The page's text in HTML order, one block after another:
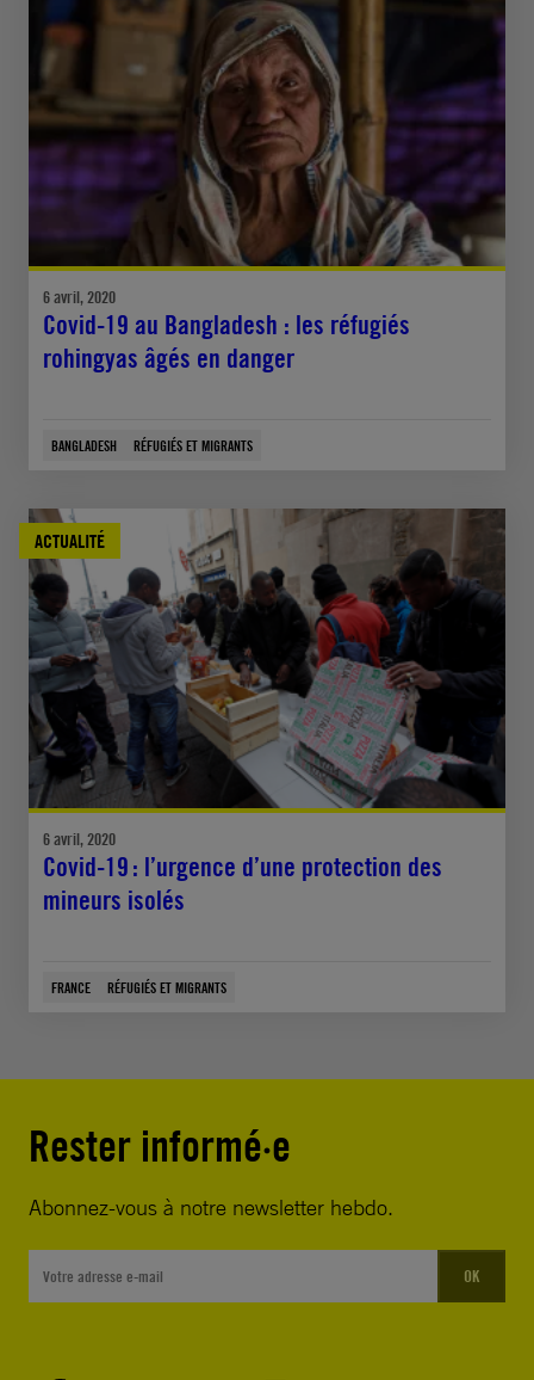
6 avril, 2020
Covid-19 au Bangladesh : les réfugiés
rohingyas âgés en danger
BANGLADESH RÉFUGIÉS ET MIGRANTS
ACTUALITÉ
6 avril, 2020
Covid-19 : l’urgence d’une protection des
mineurs isolés
FRANCE RÉFUGIÉS ET MIGRANTS
Rester informé·e
Abonnez-vous à notre newsletter hebdo.
OK